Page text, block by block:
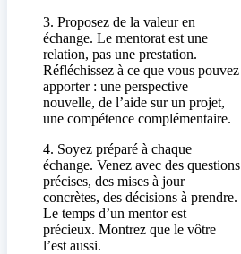
3. Proposez de la valeur en
échange. Le mentorat est une
relation, pas une prestation.
Réfléchissez à ce que vous pouvez
apporter : une perspective
nouvelle, de l’aide sur un projet,
une compétence complémentaire.
4. Soyez préparé à chaque
échange. Venez avec des questions
précises, des mises à jour
concrètes, des décisions à prendre.
Le temps d’un mentor est
précieux. Montrez que le vôtre
l’est aussi.